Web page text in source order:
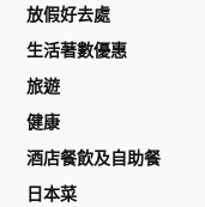
放假好去處
生活著數優惠
旅遊
健康
酒店餐飲及自助餐
日本菜